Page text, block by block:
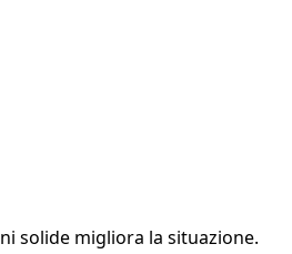
solide migliora la situazione.